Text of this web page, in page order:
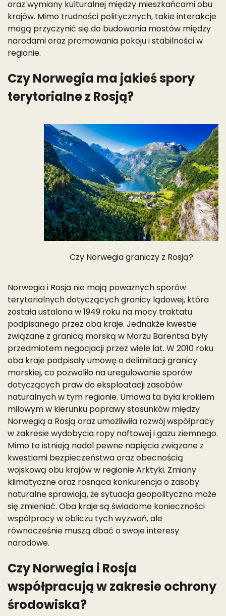
oraz wymiany kulturalnej między mieszkańcami obu
krajów. Mimo trudności politycznych, takie interakcje
mogą przyczynić się do budowania mostów między
narodami oraz promowania pokoju i stabilności w
regionie.
Czy Norwegia ma jakieś spory
terytorialne z Rosją?
Czy Norwegia graniczy z Rosją?
Norwegia i Rosja nie mają poważnych sporów
terytorialnych dotyczących granicy lądowej, która
została ustalona w 1949 roku na mocy traktatu
podpisanego przez oba kraje. Jednakże kwestie
związane z granicą morską w Morzu Barentsa były
przedmiotem negocjacji przez wiele lat. W 2010 roku
oba kraje podpisały umowę o delimitacji granicy
morskiej, co pozwoliło na uregulowanie sporów
dotyczących praw do eksploatacji zasobów
naturalnych w tym regionie. Umowa ta była krokiem
milowym w kierunku poprawy stosunków między
Norwegią a Rosją oraz umożliwiła rozwój współpracy
w zakresie wydobycia ropy naftowej i gazu ziemnego.
Mimo to istnieją nadal pewne napięcia związane z
kwestiami bezpieczeństwa oraz obecnością
wojskową obu krajów w regionie Arktyki. Zmiany
klimatyczne oraz rosnąca konkurencja o zasoby
naturalne sprawiają, że sytuacja geopolityczna może
się zmieniać. Oba kraje są świadome konieczności
współpracy w obliczu tych wyzwań, ale
równocześnie muszą dbać o swoje interesy
narodowe.
Czy Norwegia i Rosja
współpracują w zakresie ochrony
środowiska?